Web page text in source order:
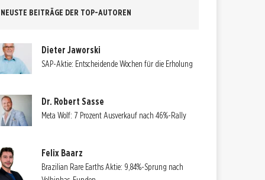
NEUSTE BEITRÄGE DER TOP-AUTOREN
Dieter Jaworski
SAP-Aktie: Entscheidende Wochen für die Erholung
Dr. Robert Sasse
Meta Wolf: 7 Prozent Ausverkauf nach 46%-Rally
Felix Baarz
Brazilian Rare Earths Aktie: 9,84%-Sprung nach